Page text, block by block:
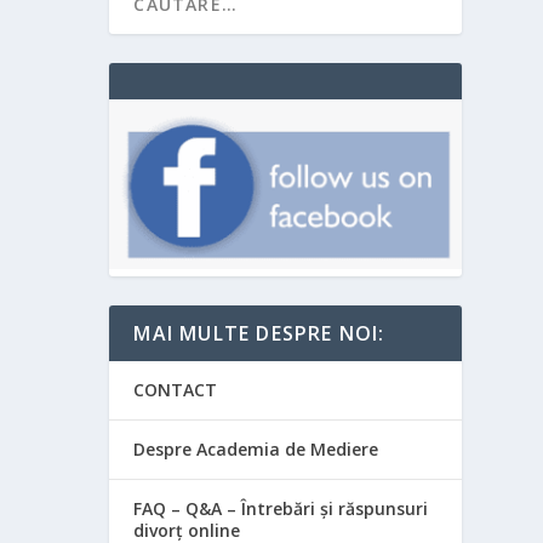
MAI MULTE DESPRE NOI:
CONTACT
Despre Academia de Mediere
FAQ – Q&A – Întrebări și răspunsuri
divorț online